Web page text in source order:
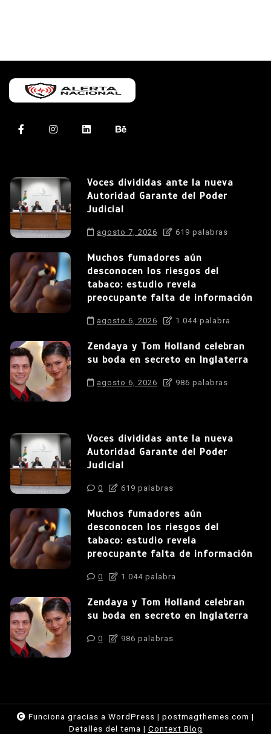
Voces divididas ante la nueva
Autoridad Garante del Poder
Judicial
agosto 7, 2026 619 palabras
Muchos fumadores aún
desconocen los riesgos del
tabaco: estudio revela
preocupante falta de información
agosto 6, 2026 1.044 palabra
Zendaya y Tom Holland celebran
su boda en secreto en Inglaterra
agosto 6, 2026 986 palabras
Voces divididas ante la nueva
Autoridad Garante del Poder
Judicial
0 619 palabras
Muchos fumadores aún
desconocen los riesgos del
tabaco: estudio revela
preocupante falta de información
0 1.044 palabra
Zendaya y Tom Holland celebran
su boda en secreto en Inglaterra
0 986 palabras
Funciona gracias a WordPress | postmagthemes.com |
Detalles del tema | Context Blog